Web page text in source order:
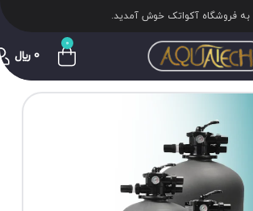
به فروشگاه آکواتک خوش آمدید.
0
0 ﷼